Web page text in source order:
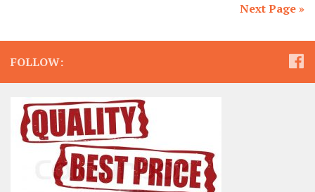
Next Page »
FOLLOW: